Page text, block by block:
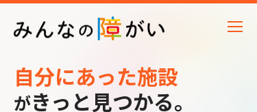
⾃分にあった施設
がきっと見つかる。